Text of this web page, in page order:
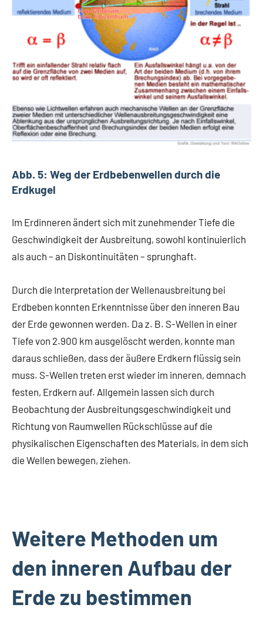
Abb. 5: Weg der Erdbebenwellen durch die
Erdkugel
Im Erdinneren ändert sich mit zunehmender Tiefe die
Geschwindigkeit der Ausbreitung, sowohl kontinuierlich
als auch – an Diskontinuitäten – sprunghaft.
Durch die Interpretation der Wellenausbreitung bei
Erdbeben konnten Erkenntnisse über den inneren Bau
der Erde gewonnen werden. Da z. B. S-Wellen in einer
Tiefe von 2.900 km ausgelöscht werden, konnte man
daraus schließen, dass der äußere Erdkern flüssig sein
muss. S-Wellen treten erst wieder im inneren, demnach
festen, Erdkern auf. Allgemein lassen sich durch
Beobachtung der Ausbreitungsgeschwindigkeit und
Richtung von Raumwellen Rückschlüsse auf die
physikalischen Eigenschaften des Materials, in dem sich
die Wellen bewegen, ziehen.
Weitere Methoden um
den inneren Aufbau der
Erde zu bestimmen